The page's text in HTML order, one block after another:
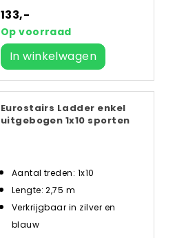
133,-
Op voorraad
In winkelwagen
Eurostairs Ladder enkel
uitgebogen 1x10 sporten
Aantal treden: 1x10
Lengte: 2,75 m
Verkrijgbaar in zilver en
blauw